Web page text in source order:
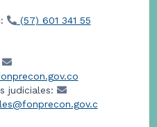
(57) 601 341 55
judiciales: